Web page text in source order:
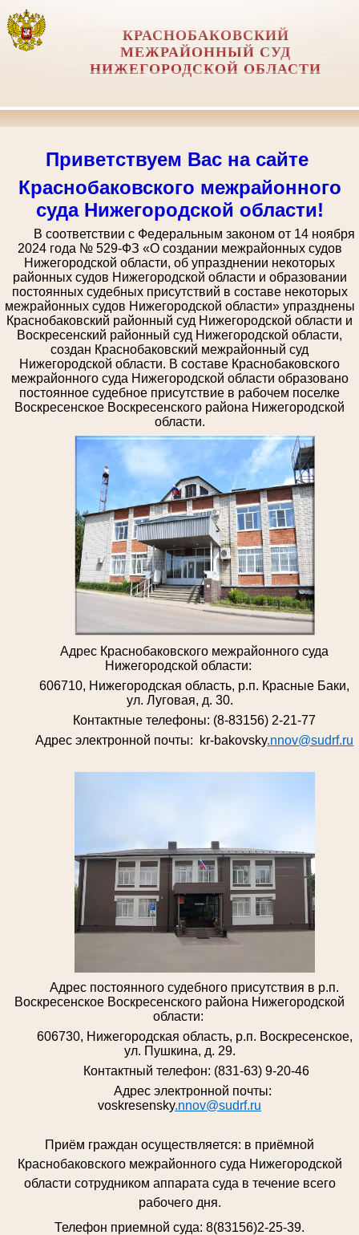
КРАСНОБАКОВСКИЙ
МЕЖРАЙОННЫЙ СУД
НИЖЕГОРОДСКОЙ ОБЛАСТИ
Приветствуем Вас на сайте
Краснобаковского межрайонного
суда Нижегородской области!
В соответствии с Федеральным законом от 14 ноября
2024 года № 529-ФЗ «О создании межрайонных судов
Нижегородской области, об упразднении некоторых
районных судов Нижегородской области и образовании
постоянных судебных присутствий в составе некоторых
межрайонных судов Нижегородской области» упразднены
Краснобаковский районный суд Нижегородской области и
Воскресенский районный суд Нижегородской области,
создан Краснобаковский межрайонный суд
Нижегородской области. В составе Краснобаковского
межрайонного суда Нижегородской области образовано
постоянное судебное присутствие в рабочем поселке
Воскресенское Воскресенского района Нижегородской
области.
Адрес Краснобаковского межрайонного суда
Нижегородской области:
606710, Нижегородская область, р.п. Красные Баки,
ул. Луговая, д. 30.
Контактные телефоны: (8-83156) 2-21-77
Адрес электронной почты: kr-bakovsky.nnov@sudrf.ru
Адрес постоянного судебного присутствия в р.п.
Воскресенское Воскресенского района Нижегородской
области:
606730, Нижегородская область, р.п. Воскресенское,
ул. Пушкина, д. 29.
Контактный телефон: (831-63) 9-20-46
Адрес электронной почты:
voskresensky.nnov@sudrf.ru
Приём граждан осуществляется: в приёмной
Краснобаковского межрайонного суда Нижегородской
области сотрудником аппарата суда в течение всего
рабочего дня.
Телефон приемной суда: 8(83156)2-25-39.